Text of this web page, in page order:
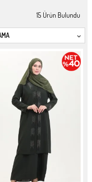
15 Ürün Bulundu